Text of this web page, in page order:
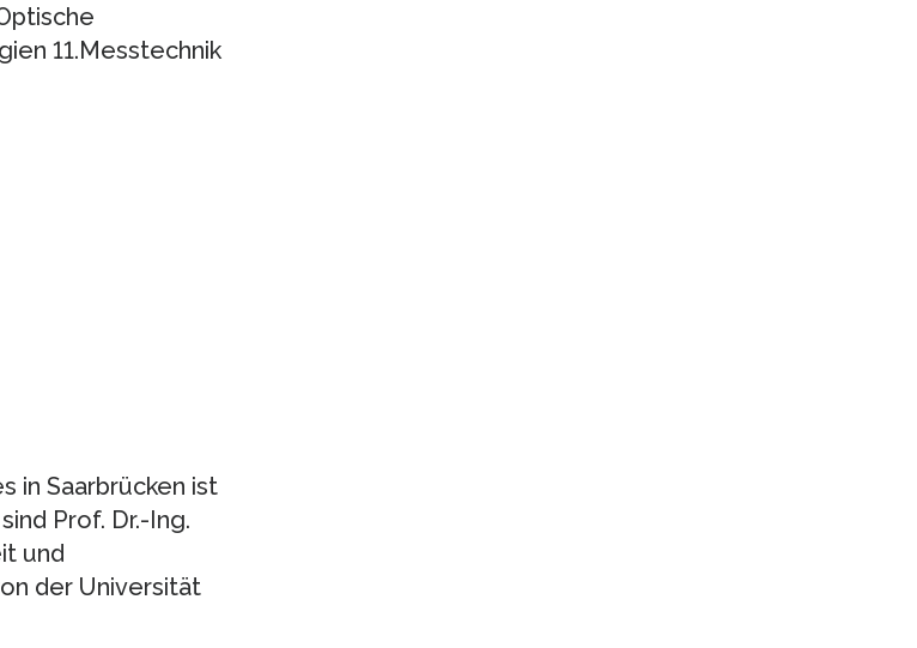
11.Messtechnik
in Saarbrücken ist
Prof. Dr.-Ing.
und
der Universität